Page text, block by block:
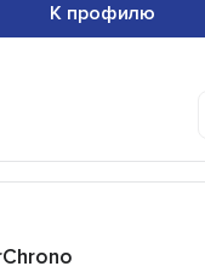
К профилю